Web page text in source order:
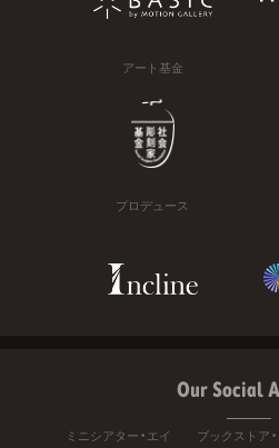
アート基金
プロデュース
Our Social
ミニシアター・エイ
ブックストア